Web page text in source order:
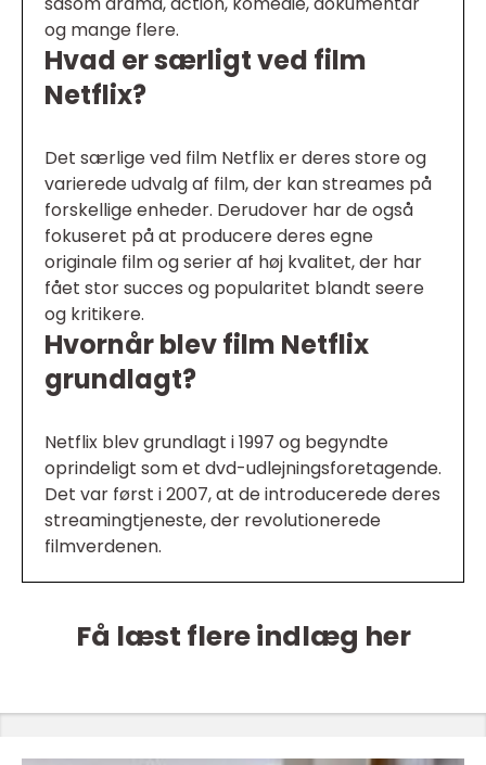
og mange flere.
Hvad er særligt ved film
Netflix?
Det særlige ved film Netflix er deres store og
varierede udvalg af film, der kan streames på
forskellige enheder. Derudover har de også
fokuseret på at producere deres egne
originale film og serier af høj kvalitet, der har
fået stor succes og popularitet blandt seere
og kritikere.
Hvornår blev film Netflix
grundlagt?
Netflix blev grundlagt i 1997 og begyndte
oprindeligt som et dvd-udlejningsforetagende.
Det var først i 2007, at de introducerede deres
streamingtjeneste, der revolutionerede
filmverdenen.
Få læst flere indlæg her